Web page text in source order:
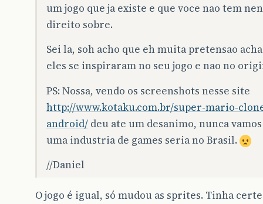
um jogo que ja existe e que voce nao tem
direito sobre.
Sei la, soh acho que eh muita pretensao
eles se inspiraram no seu jogo e nao no
PS: Nossa, vendo os screenshots nesse site
http://www.kotaku.com.br/super-mario-
android/ deu ate um desanimo, nunca
uma industria de games seria no Brasil.
//Daniel
O jogo é igual, só mudou as sprites. Tinha